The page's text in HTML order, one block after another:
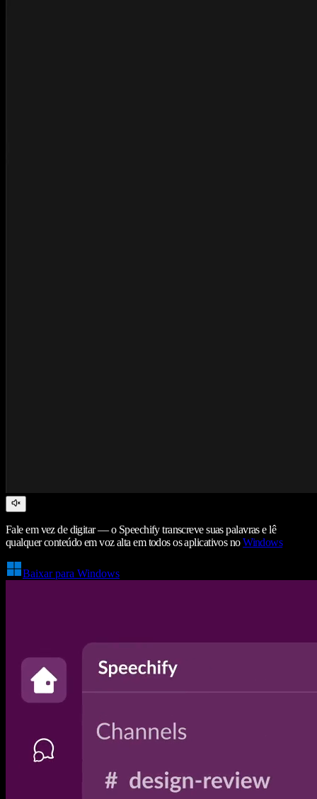
Fale em vez de digitar — o Speechify transcreve suas palavras e lê
qualquer conteúdo em voz alta em todos os aplicativos noWindows
Baixar para Windows